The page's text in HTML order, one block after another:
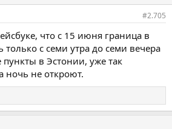
#2.705
что с 15 июня граница в
только с семи утра до семи вечера
пункты в Эстонии, уже так
ночь не откроют.